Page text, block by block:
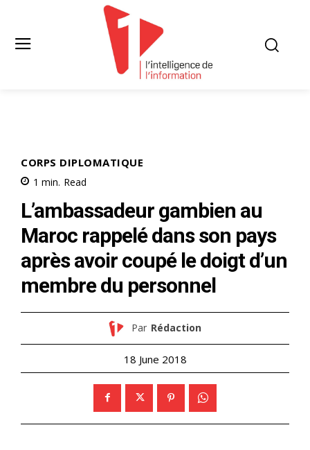
CORPS DIPLOMATIQUE
1 min. Read
L’ambassadeur gambien au
Maroc rappelé dans son pays
après avoir coupé le doigt d’un
membre du personnel
Par Rédaction
18 June 2018